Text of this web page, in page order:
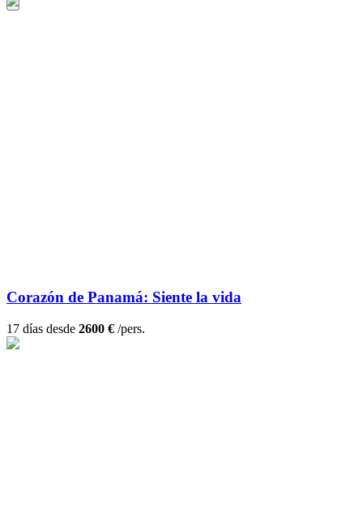
Corazón de Panamá: Siente la vida
17 días desde 2600 € /pers.